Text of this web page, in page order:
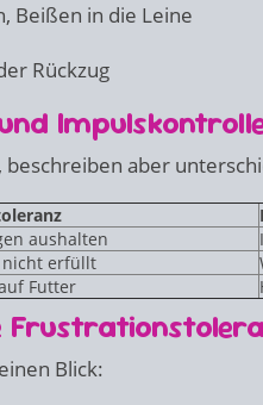
Beißen in die Leine
Rückzug
aber
aushalten
erfüllt
Futter
Blick: